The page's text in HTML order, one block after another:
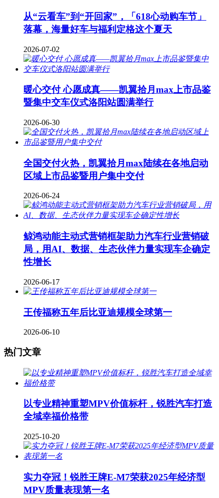
从“云看车”到“开回家”，「618心动购车节」
落幕，海量好车与福利定格这个夏天
2026-07-02
暖心交付 心愿成真——凯翼拾月max上市品鉴
暨集中交车仪式洛阳站圆满举行
2026-06-30
全国交付火热，凯翼拾月max陆续在各地启动
区域上市品鉴暨用户集中交付
2026-06-24
鲸鸿动能主动式营销框架助力汽车行业营销破
局，用AI、数据、生态伙伴力量实现车企确定
性增长
2026-06-17
王传福称五年后比亚迪规模全球第一
2026-06-10
热门文章
以专业精神重塑MPV价值标杆，锐胜汽车打造
全域幸福价格带
2025-10-20
实力夺冠！锐胜王牌E-M7荣获2025年经济型
MPV质量表现第一名